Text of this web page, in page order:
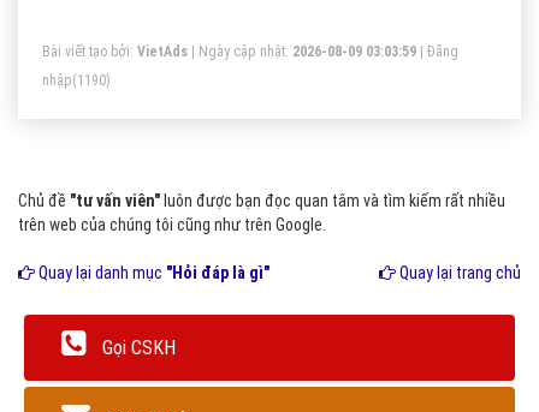
Bài viết tạo bởi: VietAds | Ngày cập nhật: 2026-08-09 03:03:59
Đăng
nhập(1190)
Chủ đề "tư vấn viên" luôn được bạn đọc quan tâm và tìm kiếm rất nhiều
trên web của chúng tôi cũng như trên Google.
Quay lại danh mục "Hỏi đáp là gì" Quay lại trang chủ
Gọi CSKH